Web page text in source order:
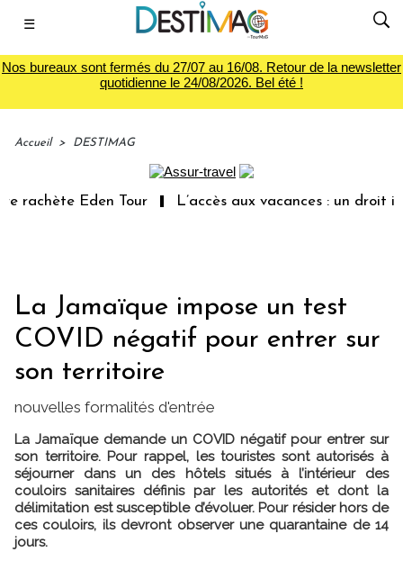
☰
Nos bureaux sont fermés du 27/07 au 16/08. Retour de la newsletter
quotidienne le 24/08/2026. Bel été !
Accueil > DESTIMAG
Eden Tour L’accès aux vacances : un droit
La Jamaïque impose un test
COVID négatif pour entrer sur
son territoire
nouvelles formalités d'entrée
La Jamaïque demande un COVID négatif pour entrer sur
son territoire. Pour rappel, les touristes sont autorisés à
séjourner dans un des hôtels situés à l’intérieur des
couloirs sanitaires définis par les autorités et dont la
délimitation est susceptible d’évoluer. Pour résider hors de
ces couloirs, ils devront observer une quarantaine de 14
jours.